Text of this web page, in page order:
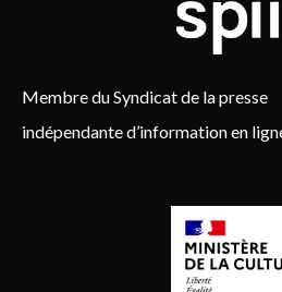
Membre du Syndicat de la presse
indépendante d’information en